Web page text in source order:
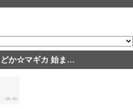
どか☆マギカ 始ま…
~ 20:20